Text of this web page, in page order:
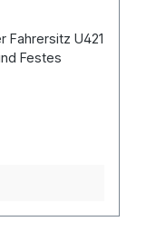
Fahrersitz U421
Festes